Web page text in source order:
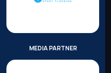
MEDIA PARTNER